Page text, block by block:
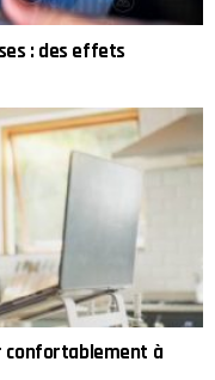
: des effets
confortablement à